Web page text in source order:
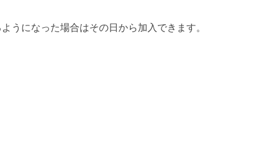
うになった場合はその日から加入できます。